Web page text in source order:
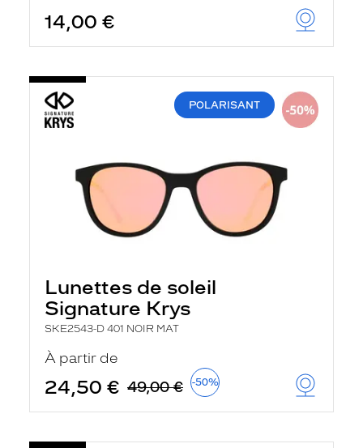
14,00 €
POLARISANT
Lunettes de soleil
Signature Krys
SKE2543-D 401 NOIR MAT
À partir de
24,50 € 49,00 € -50%